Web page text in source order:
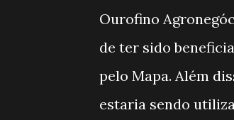
Ourofino
de ter sido
pelo Mapa. Além
estaria sendo